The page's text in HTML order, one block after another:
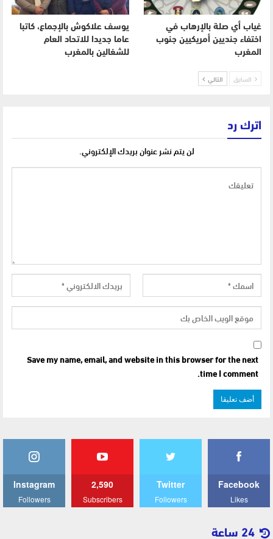
غياب أي صلة بالإرهاب في
اختفاء جنديين أمريكيين جنوب
المغرب
يوسف علاكوش بالإجماع، كاتبا
عاما جديدا للاتحاد العام
للشغالين بالمغرب
السابق التالي
اترك رد
لن يتم نشر عنوان بريدك الإلكتروني.
Save my name, email, and website in this browser for the next
time I comment.
Facebook
Likes
Twitter
Followers
2,590
Subscribers
Instagram
Followers